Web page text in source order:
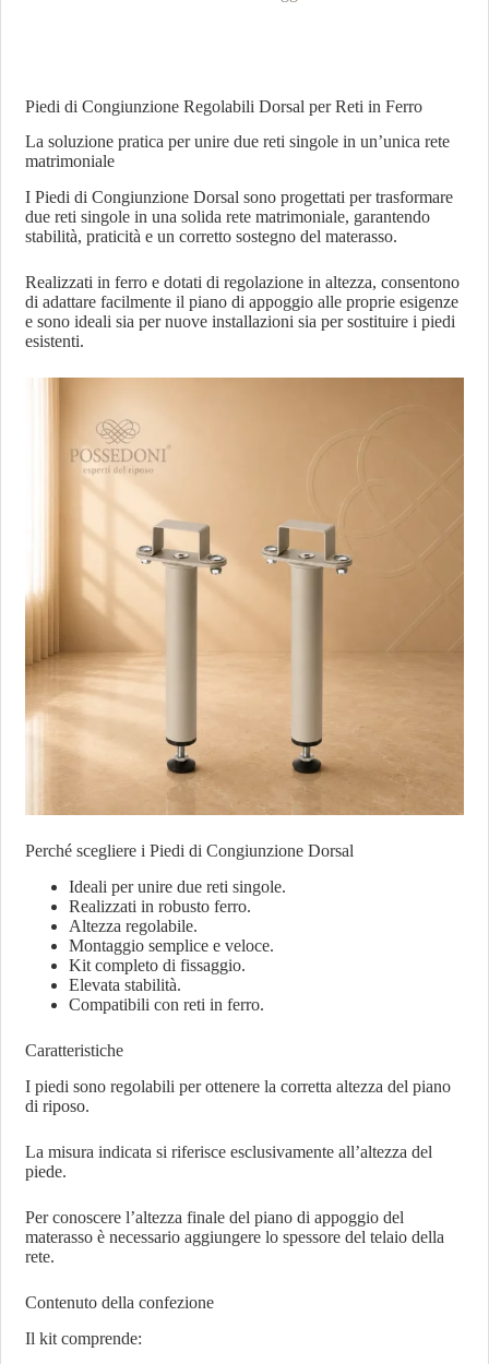
Piedi di Congiunzione Regolabili Dorsal per Reti in Ferro
La soluzione pratica per unire due reti singole in un’unica rete
matrimoniale
I Piedi di Congiunzione Dorsal sono progettati per trasformare
due reti singole in una solida rete matrimoniale, garantendo
stabilità, praticità e un corretto sostegno del materasso.
Realizzati in ferro e dotati di regolazione in altezza, consentono
di adattare facilmente il piano di appoggio alle proprie esigenze
e sono ideali sia per nuove installazioni sia per sostituire i piedi
esistenti.
Perché scegliere i Piedi di Congiunzione Dorsal
Ideali per unire due reti singole.
Realizzati in robusto ferro.
Altezza regolabile.
Montaggio semplice e veloce.
Kit completo di fissaggio.
Elevata stabilità.
Compatibili con reti in ferro.
Caratteristiche
I piedi sono regolabili per ottenere la corretta altezza del piano
di riposo.
La misura indicata si riferisce esclusivamente all’altezza del
piede.
Per conoscere l’altezza finale del piano di appoggio del
materasso è necessario aggiungere lo spessore del telaio della
rete.
Contenuto della confezione
Il kit comprende: